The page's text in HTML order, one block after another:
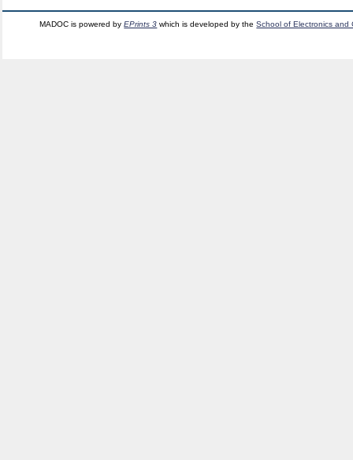
MADOC is powered byEPrints 3 which is developed by theSchool of Electronics and